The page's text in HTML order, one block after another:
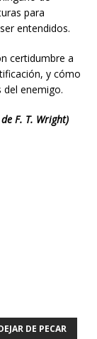
para
entendidos.
certidumbre a
y cómo
enemigo.
F. T. Wright)
DE PECAR